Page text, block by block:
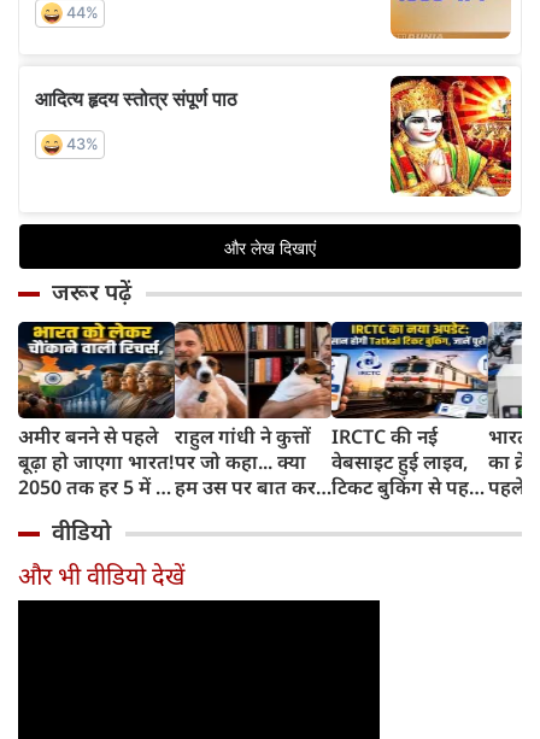
जरूर पढ़ें
अमीर बनने से पहले
बूढ़ा हो जाएगा भारत!
2050 तक हर 5 में 1
साल से ज्यादा उम्र का
राहुल गांधी ने कुत्तों
पर जो कहा... क्या
हम उस पर बात कर
IRCTC की नई
वेबसाइट हुई लाइव,
टिकट बुकिंग से पहले
काम, जानें पूरा
भारत
का
पहले
और
वीडियो
और भी वीडियो देखें